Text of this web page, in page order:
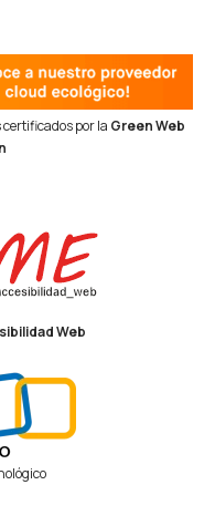
por la Green Web
Web